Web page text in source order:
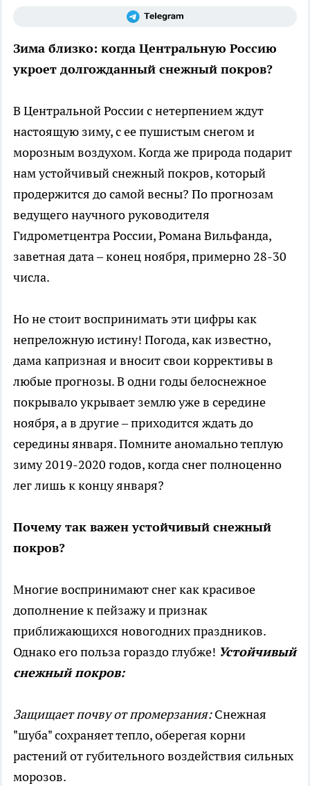
Зима близко: когда Центральную Россию
укроет долгожданный снежный покров?
В Центральной России с нетерпением ждут
настоящую зиму, с ее пушистым снегом и
морозным воздухом. Когда же природа подарит
нам устойчивый снежный покров, который
продержится до самой весны? По прогнозам
ведущего научного руководителя
Гидрометцентра России, Романа Вильфанда,
заветная дата – конец ноября, примерно 28-30
числа.
Но не стоит воспринимать эти цифры как
непреложную истину! Погода, как известно,
дама капризная и вносит свои коррективы в
любые прогнозы. В одни годы белоснежное
покрывало укрывает землю уже в середине
ноября, а в другие – приходится ждать до
середины января. Помните аномально теплую
зиму 2019-2020 годов, когда снег полноценно
лег лишь к концу января?
Почему так важен устойчивый снежный
покров?
Многие воспринимают снег как красивое
дополнение к пейзажу и признак
приближающихся новогодних праздников.
Однако его польза гораздо глубже! Устойчивый
снежный покров:
Защищает почву от промерзания:Снежная
"шуба" сохраняет тепло, оберегая корни
растений от губительного воздействия сильных
морозов.